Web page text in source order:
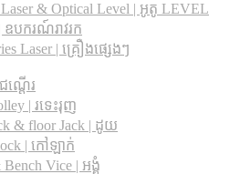
Laser & Optical Level | អូតូ LEVEL
ឧបករណ៍រាវរក
Laser | គ្រឿងផ្សេងៗ
ណ្តើរ
| រទេះរុញ
& floor Jack​ | ដូយ
| កៅឡាក់
Vice | អង្គុំ